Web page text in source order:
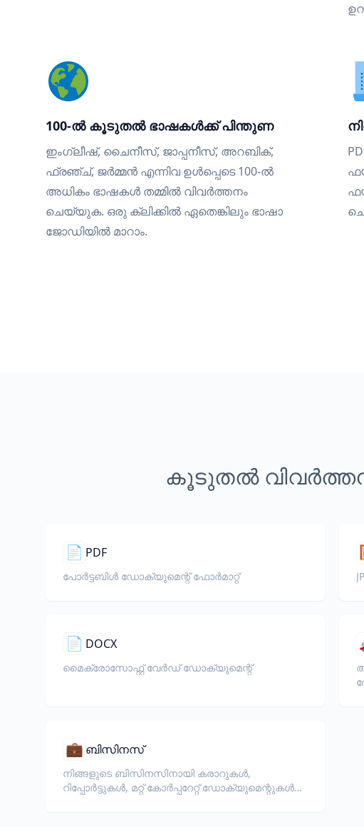
100-ൽ കൂടുതൽ ഭാഷകൾക്ക് പിന്തുണ
ഇംഗ്ലീഷ്, ചൈനീസ്, ജാപ്പനീസ്, അറബിക്,
ഫ്രഞ്ച്, ജർമ്മൻ എന്നിവ ഉൾപ്പെടെ 100-ൽ
അധികം ഭാഷകൾ തമ്മിൽ വിവർത്തനം
ചെയ്യുക. ഒരു ക്ലിക്കിൽ ഏതെങ്കിലും ഭാഷാ
ജോഡിയിൽ മാറാം.
കൂടുതൽ
📄 PDF
പോർട്ടബിൾ ഡോക്യുമെന്റ് ഫോർമാറ്റ്
📄 DOCX
മൈക്രോസോഫ്റ്റ് വേർഡ് ഡോക്യുമെന്റ്
💼 ബിസിനസ്
നിങ്ങളുടെ ബിസിനസിനായി കരാറുകൾ,
റിപ്പോർട്ടുകൾ, മറ്റ് കോർപ്പറേറ്റ് ഡോക്യുമെന്റുകൾ